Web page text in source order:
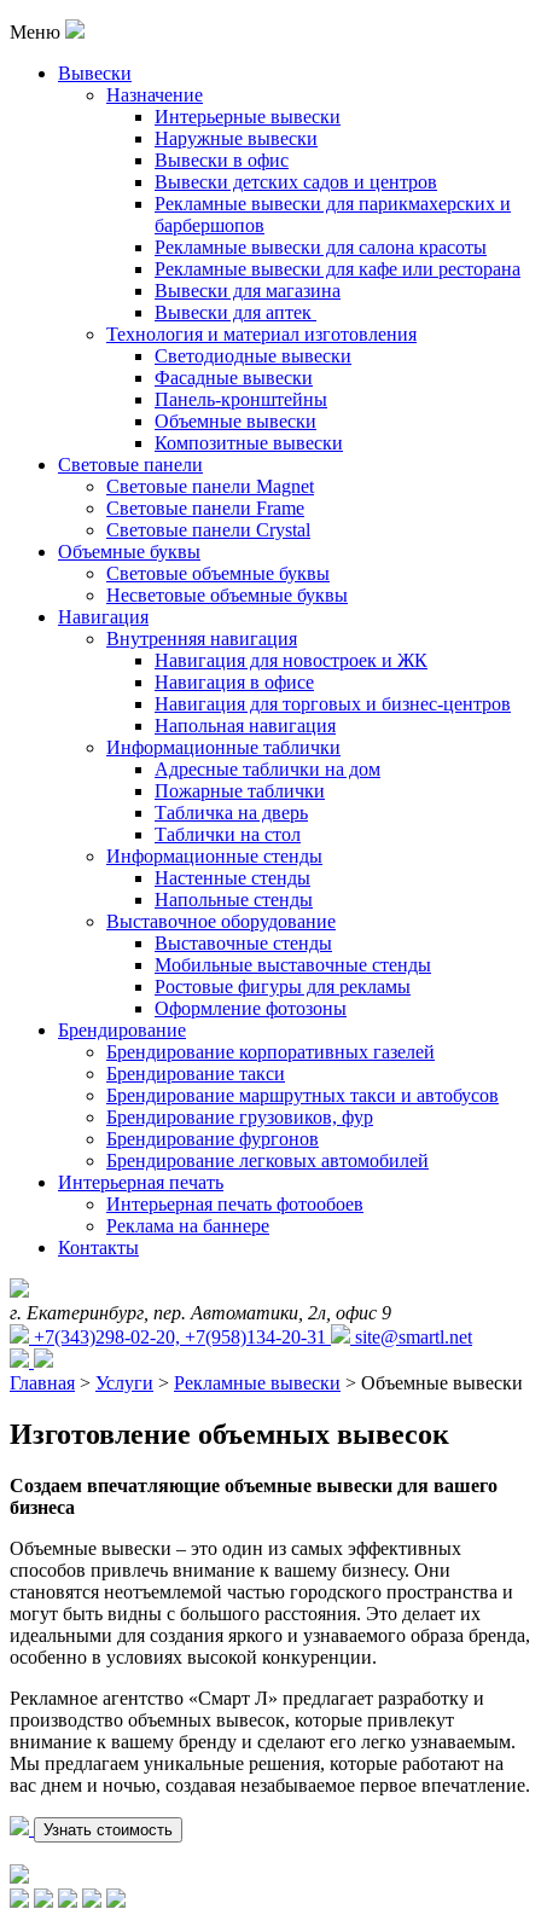
Меню
Вывески
Назначение
Интерьерные вывески
Наружные вывески
Вывески в офис
Вывески детских садов и центров
Рекламные вывески для парикмахерских и
барбершопов
Рекламные вывески для салона красоты
Рекламные вывески для кафе или ресторана
Вывески для магазина
Вывески для аптек
Технология и материал изготовления
Светодиодные вывески
Фасадные вывески
Панель-кронштейны
Объемные вывески
Композитные вывески
Световые панели
Световые панели Magnet
Световые панели Frame
Световые панели Crystal
Объемные буквы
Световые объемные буквы
Несветовые объемные буквы
Навигация
Внутренняя навигация
Навигация для новостроек и ЖК
Навигация в офисе
Навигация для торговых и бизнес-центров
Напольная навигация
Информационные таблички
Адресные таблички на дом
Пожарные таблички
Табличка на дверь
Таблички на стол
Информационные стенды
Настенные стенды
Напольные стенды
Выставочное оборудование
Выставочные стенды
Мобильные выставочные стенды
Ростовые фигуры для рекламы
Оформление фотозоны
Брендирование
Брендирование корпоративных газелей
Брендирование такси
Брендирование маршрутных такси и автобусов
Брендирование грузовиков, фур
Брендирование фургонов
Брендирование легковых автомобилей
Интерьерная печать
Интерьерная печать фотообоев
Реклама на баннере
Контакты
г. Екатеринбург, пер. Автоматики, 2л, офис 9
+7(343)298-02-20, +7(958)134-20-31
site@smartl.net
Главная > Услуги > Рекламные вывески > Объемные вывески
Изготовление объемных вывесок
Создаем впечатляющие объемные вывески для вашего
бизнеса
Объемные вывески – это один из самых эффективных
способов привлечь внимание к вашему бизнесу. Они
становятся неотъемлемой частью городского пространства и
могут быть видны с большого расстояния. Это делает их
идеальными для создания яркого и узнаваемого образа бренда,
особенно в условиях высокой конкуренции.
Рекламное агентство «Смарт Л» предлагает разработку и
производство объемных вывесок, которые привлекут
внимание к вашему бренду и сделают его легко узнаваемым.
Мы предлагаем уникальные решения, которые работают на
вас днем и ночью, создавая незабываемое первое впечатление.
Узнать стоимость